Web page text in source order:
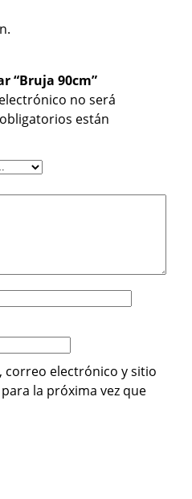
“Bruja 90cm”
no será
están
correo electrónico y sitio
la próxima vez que